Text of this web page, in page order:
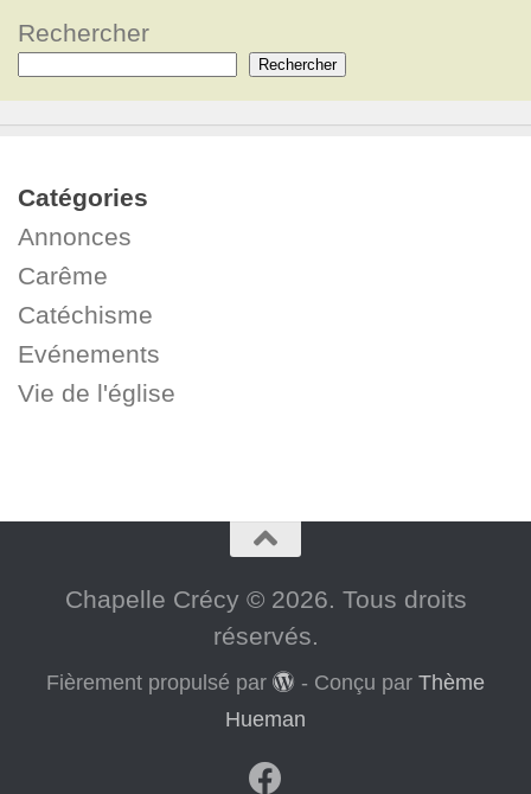
Rechercher
Rechercher
Catégories
Annonces
Carême
Catéchisme
Evénements
Vie de l'église
Chapelle Crécy © 2026. Tous droits
réservés.
Fièrement propulsé par - Conçu par Thème
Hueman